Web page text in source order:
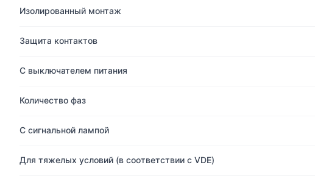
Изолированный монтаж
Защита контактов
С выключателем питания
Количество фаз
С сигнальной лампой
Для тяжелых условий (в соответствии с VDE)